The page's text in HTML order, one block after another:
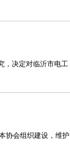
，决定对临沂市电工
协会组织建设，维护